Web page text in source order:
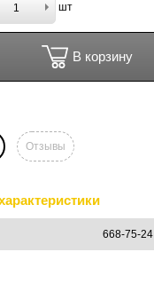
шт
В корзину
Отзывы
668-75-24